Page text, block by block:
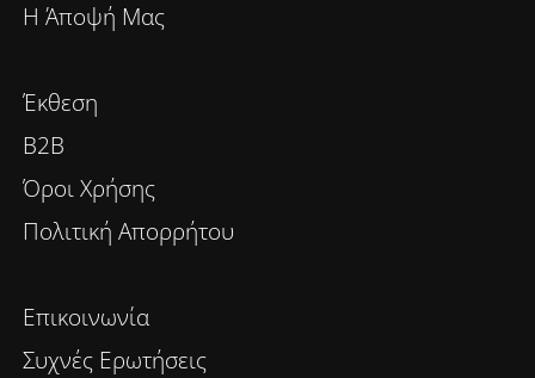
Η Άποψή Μας
Έκθεση
B2B
Όροι Χρήσης
Πολιτική Απορρήτου
Επικοινωνία
Συχνές Ερωτήσεις